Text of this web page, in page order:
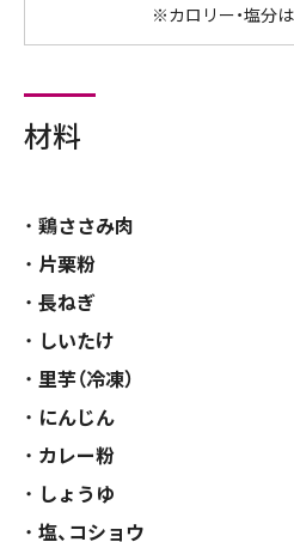
※カロリー・塩分は
材料
鶏ささみ肉
片栗粉
長ねぎ
しいたけ
里芋（冷凍）
にんじん
カレー粉
しょうゆ
塩、コショウ